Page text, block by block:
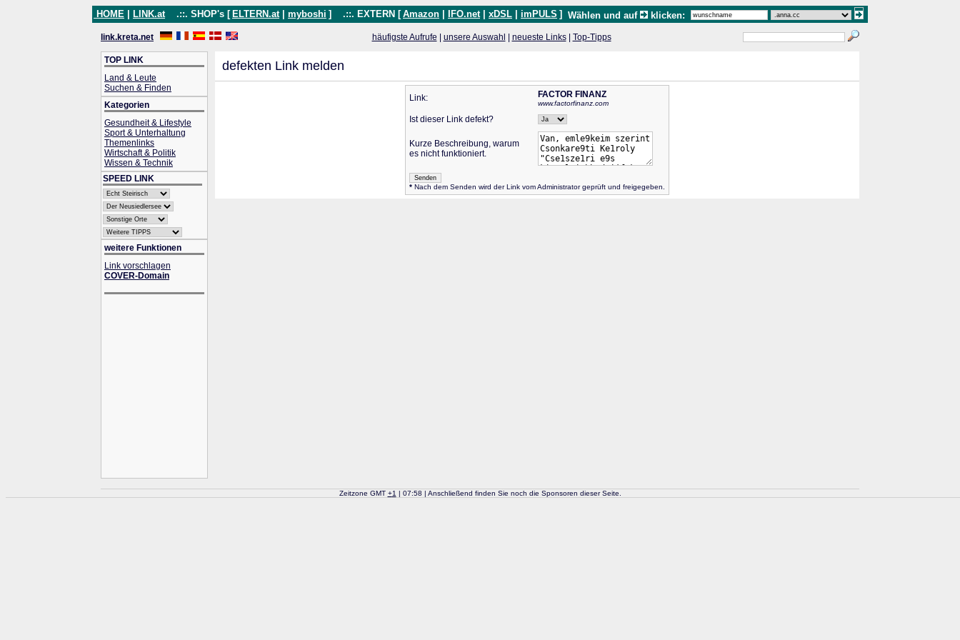
HOME LINK.at .::. SHOP's [ ELTERN.at myboshi ] .::. EXTERN [ Amazon IFO.net xDSL imPULS ] Wählen und auf klicken:
link.kreta.net häufigste Aufrufe unsere Auswahl neueste Links| Top-Tipps
TOP LINK
Land & Leute
Suchen & Finden
Kategorien
Gesundheit & Lifestyle
Sport & Unterhaltung
Themenlinks
Wirtschaft & Politik
Wissen & Technik
SPEED LINK
weitere Funktionen
Link vorschlagen
COVER-Domain
defekten Link melden
Link: FACTOR FINANZ
www.factorfinanz.com
Ist dieser Link defekt?
Kurze Beschreibung, warum
es nicht funktioniert.
* Nach dem Senden wird der Link vom Administrator geprüft und freigegeben.
Zeitzone GMT +1 | 07:58 | Anschließend finden Sie noch die Sponsoren dieser Seite.